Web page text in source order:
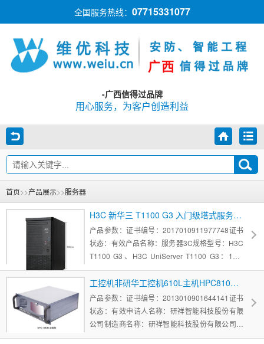
全国服务热线： 07715331077
-广西信得过品牌
用心服务，为客户创造利益
首页>>产品展示>>服务器
H3C 新华三 T1100 G3 入门级塔式服务器适用于ERP文件 财务用友金蝶软件
产品参数：证书编号：2017010911977748证书
状态：有效产品名称：服务器3C规格型号：H3C
T1100 G3、H3C UniServer T1100 G3：180-
240V～，3A，5...内存类型: 其他/other刀片式服
务器结构: 其他/other接口类型: SATA最大支持
CPU
工控机非研华工控机610L主机HPC810工控服务器工作站包税运4u
产品参数：证书编号：2013010901644141证书
状态：有效申请人名称：研祥智能科技股份有限
公司制造商名称：研祥智能科技股份有限公司产
品名称：微型计算机3C产品型号：IPC-